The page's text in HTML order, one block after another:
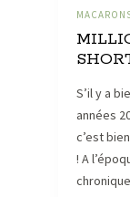
S’il y a
années
c’est
! A